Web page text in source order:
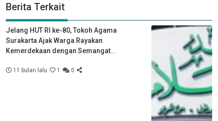
Berita Terkait
Jelang HUT RI ke-80, Tokoh Agama
Surakarta Ajak Warga Rayakan
Kemerdekaan dengan Semangat
11 bulan lalu 1 0